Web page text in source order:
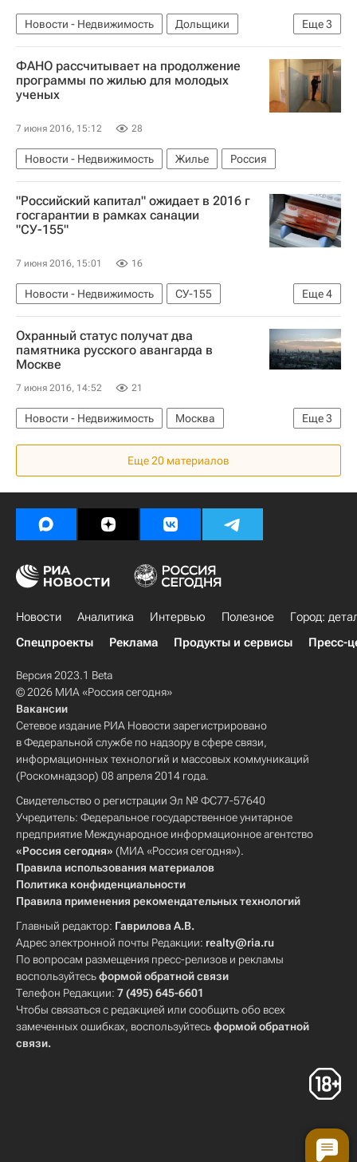
Еще3
Новости - Недвижимость
Дольщики
Обманутые дольщики в России
Жилье
Россия
ФАНО рассчитывает на продолжение
программы по жилью для молодых
ученых
7 июня 2016, 15:12 28
Новости - Недвижимость Жилье Россия
"Российский капитал" ожидает в 2016 г
госгарантии в рамках санации
"СУ-155"
7 июня 2016, 15:01 16
Еще4
Новости - Недвижимость
СУ-155
Проблемы у компании "СУ-155"
АКБ "Российский капитал"
Санация
Россия
Охранный статус получат два
памятника русского авангарда в
Москве
7 июня 2016, 14:52 21
Еще3
Новости - Недвижимость
Москва
Памятники
Городская среда
Россия
Еще 20 материалов
Новости Аналитика Интервью Полезное
Город:
Спецпроекты
Реклама Продукты и сервисы Пресс-
Версия 2023.1 Beta
© 2026 МИА «Россия сегодня»
Вакансии
Сетевое издание РИА Новости зарегистрировано
в Федеральной службе по надзору в сфере связи,
информационных технологий и массовых коммуникаций
(Роскомнадзор) 08 апреля 2014 года.
Свидетельство о регистрации Эл № ФС77-57640
Учредитель: Федеральное государственное унитарное
предприятие Международное информационное агентство
«Россия сегодня» (МИА «Россия сегодня»).
Правила использования материалов
Политика конфиденциальности
Правила применения рекомендательных технологий
Главный редактор: Гаврилова А.В.
Адрес электронной почты Редакции: realty@ria.ru
По вопросам размещения пресс-релизов и рекламы
воспользуйтесьформой обратной связи
Телефон Редакции: 7 (495) 645-6601
Чтобы связаться с редакцией или сообщить обо всех
замеченных ошибках, воспользуйтесьформой обратной
связи.